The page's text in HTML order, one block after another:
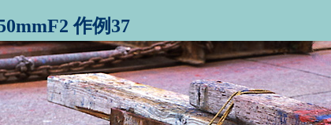
作例37